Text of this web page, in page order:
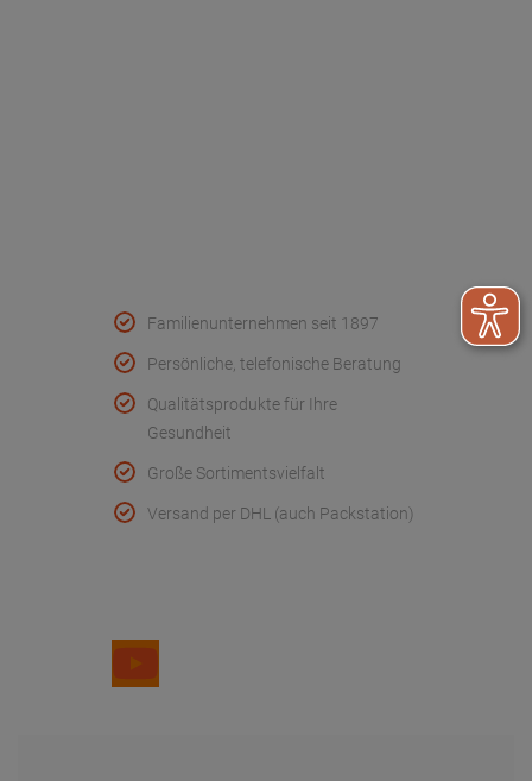
Familienunternehmen seit 1897
Persönliche, telefonische Beratung
Qualitätsprodukte für Ihre
Gesundheit
Große Sortimentsvielfalt
Versand per DHL (auch Packstation)